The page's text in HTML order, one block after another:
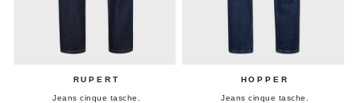
RUPERT
Jeans cinque tasche.
HOPPER
Jeans cinque tasche.